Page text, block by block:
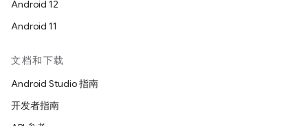
Android 12
Android 11
文档和下载
Android Studio 指南
开发者指南